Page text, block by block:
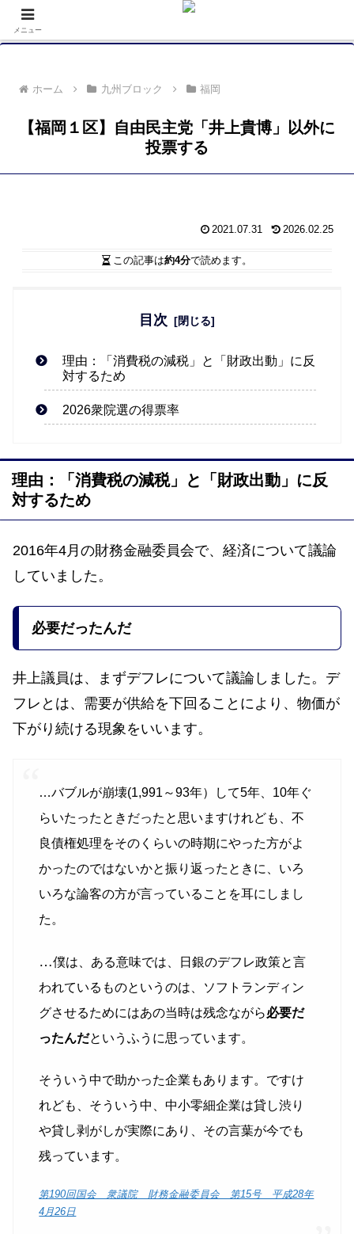
落選者一覧 政党別 (2/10)
ホーム 九州ブロック 福岡
【福岡１区】自由民主党「井上貴博」以外に
投票する
2021.07.31 2026.02.25
この記事は約4分で読めます。
目次
理由：「消費税の減税」と「財政出動」に反
対するため
2026衆院選の得票率
理由：「消費税の減税」と「財政出動」に反
対するため
2016年4月の財務金融委員会で、経済について議論
していました。
必要だったんだ
井上議員は、まずデフレについて議論しました。デ
フレとは、需要が供給を下回ることにより、物価が
下がり続ける現象をいいます。
…バブルが崩壊(1,991～93年）して5年、10年ぐ
らいたったときだったと思いますけれども、不
良債権処理をそのくらいの時期にやった方がよ
かったのではないかと振り返ったときに、いろ
いろな論客の方が言っていることを耳にしまし
た。
…僕は、ある意味では、日銀のデフレ政策と言
われているものというのは、ソフトランディン
グさせるためにはあの当時は残念ながら必要だ
ったんだというふうに思っています。
そういう中で助かった企業もあります。ですけ
れども、そういう中、中小零細企業は貸し渋り
や貸し剥がしが実際にあり、その言葉が今でも
残っています。
第190回国会 衆議院 財務金融委員会 第15号 平成28年
4月26日
メニュー